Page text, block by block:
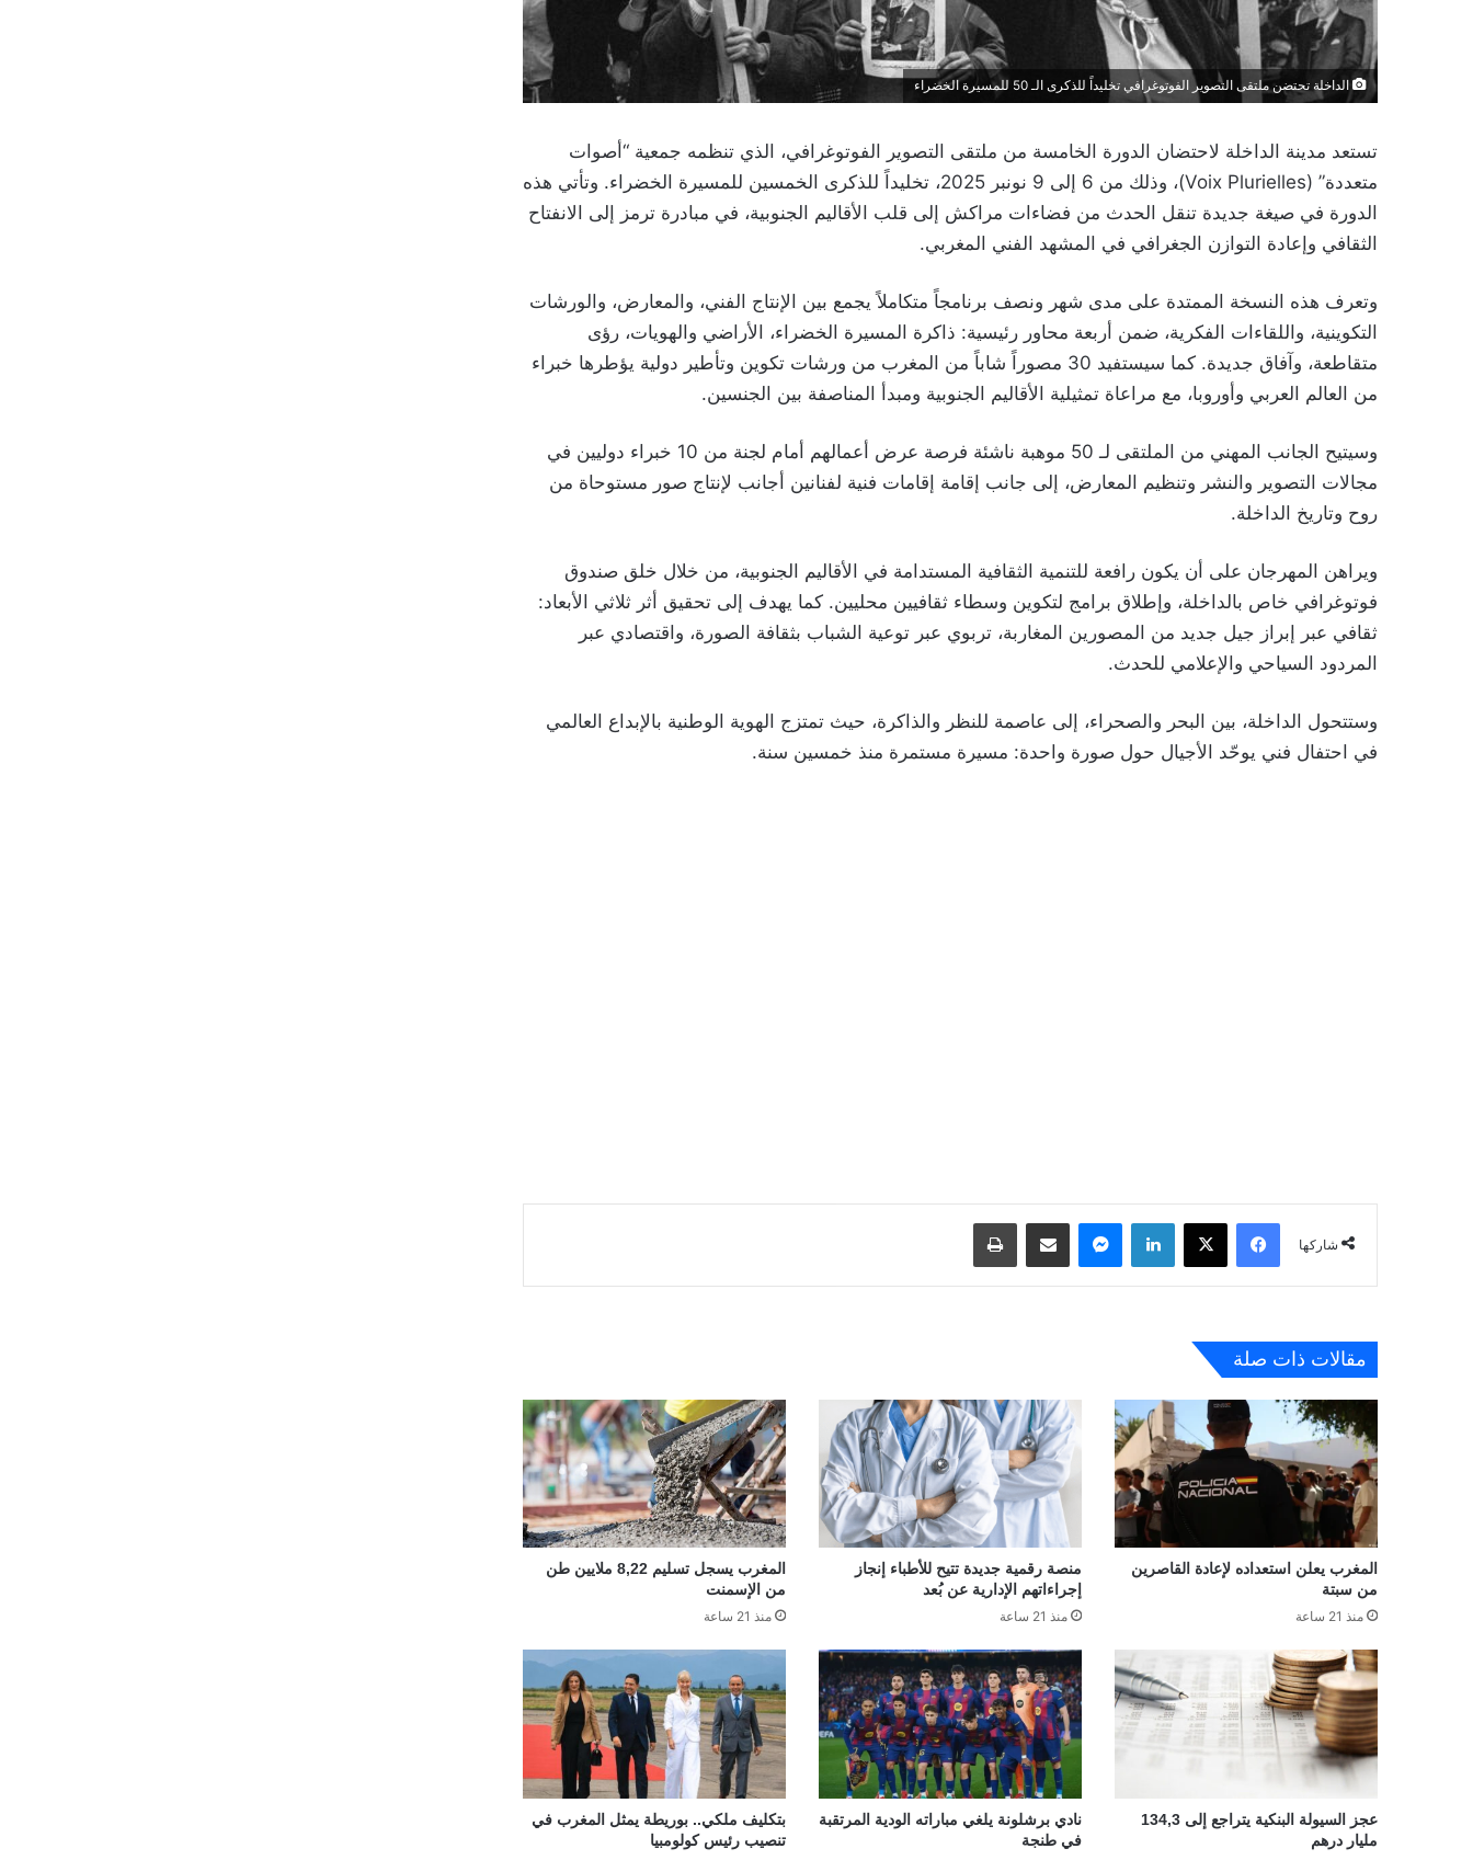
الداخلة تحتضن ملتقى التصوير الفوتوغرافي تخليداً للذكرى الـ 50 للمسيرة الخضراء
تستعد مدينة الداخلة لاحتضان الدورة الخامسة من ملتقى التصوير الفوتوغرافي، الذي تنظمه جمعية “أصوات
متعددة” (Voix Plurielles)، وذلك من 6 إلى 9 نونبر 2025، تخليداً للذكرى الخمسين للمسيرة الخضراء. وتأتي هذه
الدورة في صيغة جديدة تنقل الحدث من فضاءات مراكش إلى قلب الأقاليم الجنوبية، في مبادرة ترمز إلى الانفتاح
الثقافي وإعادة التوازن الجغرافي في المشهد الفني المغربي.
وتعرف هذه النسخة الممتدة على مدى شهر ونصف برنامجاً متكاملاً يجمع بين الإنتاج الفني، والمعارض، والورشات
التكوينية، واللقاءات الفكرية، ضمن أربعة محاور رئيسية: ذاكرة المسيرة الخضراء، الأراضي والهويات، رؤى
متقاطعة، وآفاق جديدة. كما سيستفيد 30 مصوراً شاباً من المغرب من ورشات تكوين وتأطير دولية يؤطرها خبراء
من العالم العربي وأوروبا، مع مراعاة تمثيلية الأقاليم الجنوبية ومبدأ المناصفة بين الجنسين.
وسيتيح الجانب المهني من الملتقى لـ 50 موهبة ناشئة فرصة عرض أعمالهم أمام لجنة من 10 خبراء دوليين في
مجالات التصوير والنشر وتنظيم المعارض، إلى جانب إقامة إقامات فنية لفنانين أجانب لإنتاج صور مستوحاة من
روح وتاريخ الداخلة.
ويراهن المهرجان على أن يكون رافعة للتنمية الثقافية المستدامة في الأقاليم الجنوبية، من خلال خلق صندوق
فوتوغرافي خاص بالداخلة، وإطلاق برامج لتكوين وسطاء ثقافيين محليين. كما يهدف إلى تحقيق أثر ثلاثي الأبعاد:
ثقافي عبر إبراز جيل جديد من المصورين المغاربة، تربوي عبر توعية الشباب بثقافة الصورة، واقتصادي عبر
المردود السياحي والإعلامي للحدث.
وستتحول الداخلة، بين البحر والصحراء، إلى عاصمة للنظر والذاكرة، حيث تمتزج الهوية الوطنية بالإبداع العالمي
في احتفال فني يوحّد الأجيال حول صورة واحدة: مسيرة مستمرة منذ خمسين سنة.
شاركها
فيسبوك لينكدإن
مقالات ذات صلة
المغرب يعلن استعداده لإعادة القاصرين
من سبتة
منذ 21 ساعة
منصة رقمية جديدة تتيح للأطباء إنجاز
إجراءاتهم الإدارية عن بُعد
منذ 21 ساعة
المغرب يسجل تسليم 8,22 ملايين طن
من الإسمنت
منذ 21 ساعة
عجز السيولة البنكية يتراجع إلى 134,3
مليار درهم
نادي برشلونة يلغي مباراته الودية المرتقبة
في طنجة
بتكليف ملكي.. بوريطة يمثل المغرب في
تنصيب رئيس كولومبيا